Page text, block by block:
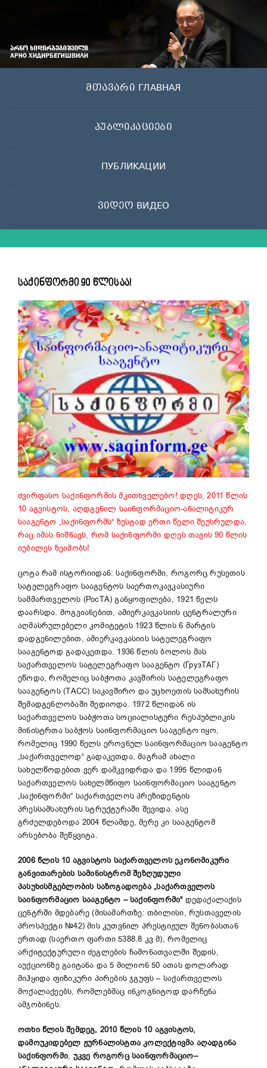
მთავარი ГЛАВНАЯ
პუბლიკაციები
ПУБЛИКАЦИИ
ვიდეო ВИДЕО
საქინფორმი 90 წლისაა!
ძვირფასო საქინფორმის მკითხველებო! დღეს, 2011 წლის
10 აგვისტოს, აღდგენილ საინფორმაციო-ანალიტიკურ
სააგენტო „საქინფორმს“ ზუსტად ერთი წელი შეუსრულდა,
რაც იმას ნიშნავს, რომ საქინფორმი დღეს თავის 90 წლის
იუბილეს ზეიმობს!
ცოტა რამ ისტორიიდან: საქინფორმი, როგორც რუსეთის
სატელეგრაფო სააგენტოს საერთოკავკასიური
სამმართველოს (РосТА) განყოფილება, 1921 წელს
დაარსდა. მოგვიანებით, ამიერკავკასიის ცენტრალური
აღმასრულებელი კომიტეტის 1923 წლის 6 მარტის
დადგენილებით, ამიერკავკასიის სატელეგრაფო
სააგენტოდ გადაკეთდა. 1936 წლის ბოლოს მას
საქართველოს სატელეგრაფო სააგენტო (ГрузТАГ)
ეწოდა, რომელიც საბჭოთა კავშირის სატელეგრაფო
სააგენტოს (ТАСС) საკავშირო და უცხოეთის სამსახურის
შემადგენლობაში შედიოდა. 1972 წლიდან ის
საქართველოს საბჭოთა სოციალისტური რესპუბლიკის
მინისტრთა საბჭოს საინფორმაციო სააგენტო იყო,
რომელიც 1990 წელს ეროვნულ საინფორმაციო სააგენტო
„საქართველოდ“ გადაკეთდა, მაგრამ ახალი
სახელწოდებით ვერ დამკვიდრდა და 1995 წლიდან
საქართველოს სახელმწიფო საინფორმაციო სააგენტო
„საქინფორმი“ საქართველოს პრეზიდენტის
პრესსამსახურის სტრუქტურაში შევიდა. ასე
გრძელდებოდა 2004 წლამდე, მერე კი სააგენტომ
არსებობა შეწყვიტა.
2006წლის10 აგვისტოს საქართველოს ეკონომიკური
განვითარების სამინისტრომ შეზღუდული
პასუხისმგებლობის საზოგადოება„საქართველოს
საინფორმაციო სააგენტო –საქინფორმი“დედაქალაქის
ცენტრში მდებარე (მისამართზე: თბილისი, რუსთაველის
პროსპექტი №42) მის კუთვნილ პრესტიჟულ შენობასთან
ერთად (საერთო ფართი 5388.8 კვ მ), რომელიც
არქიტექტურული ძეგლების ჩამონათვალში შედის,
აუქციონზე გაიტანა და 5 მილიონ 50 ათას დოლარად
მიჰყიდა ფიზიკური პირების ჯგუფს – საქართველოს
მოქალაქეებს, რომლებმაც ინკოგნიტოდ დარჩენა
ამჯობინეს.
ოთხი წლის შემდეგ, 2010 წლის10 აგვისტოს,
დამოუკიდებელ ჟურნალისტთა კოლექტივმა აღადგინა
საქინფორმი, უკვე როგორც საინფორმაციო–